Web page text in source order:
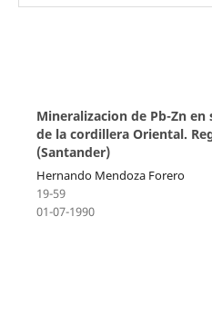
Mineralizacion de Pb-Zn
de la cordillera Oriental.
(Santander)
Hernando Mendoza Forero
19-59
01-07-1990